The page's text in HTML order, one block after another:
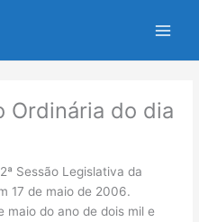
Ordinária do dia
Sessão Legislativa da
17 de maio de 2006.
maio do ano de dois mil e